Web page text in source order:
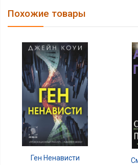
Похожие товары
Ген Ненависти